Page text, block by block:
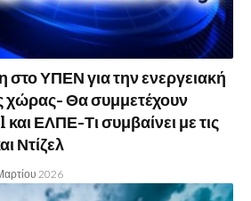
ΥΠΕΝ για την ενεργειακή
χώρας- Θα συμμετέχουν
ΕΛΠΕ-Τι συμβαίνει με τις
Ντίζελ
2026